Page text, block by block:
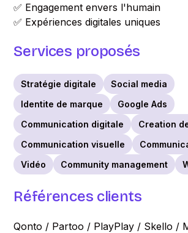
✅ Engagement envers l'humain
✅ Expériences digitales uniques
Services proposés
Stratégie digitale
Social media
Identite de marque
Google Ads
Communication digitale
Creation
Communication visuelle
Vidéo
Community management
Références clients
Qonto / Partoo / PlayPlay / Skello /